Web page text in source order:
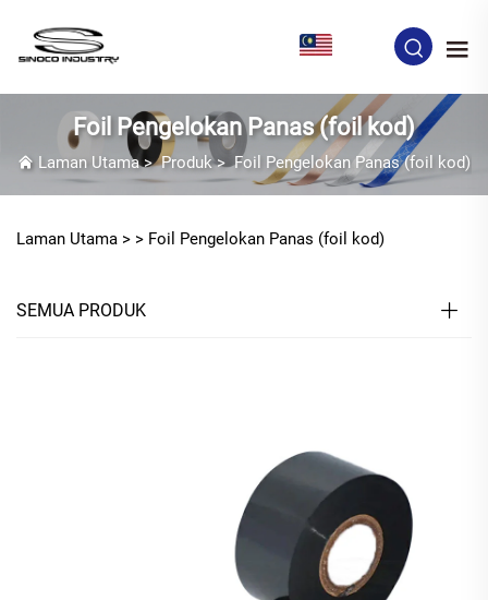
Foil Pengelokan Panas (foil kod)
Laman Utama>Produk>Foil Pengelokan Panas (foil kod)
Laman Utama > > Foil Pengelokan Panas (foil kod)
SEMUA PRODUK